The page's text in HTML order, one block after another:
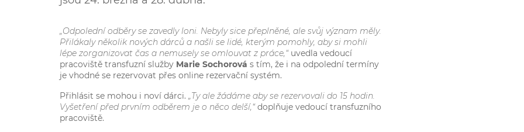
„Odpolední odběry se zavedly loni. Nebyly sice přeplněné, ale svůj význam měly.
Přilákaly několik nových dárců a našli se lidé, kterým pomohly, aby si mohli
lépe zorganizovat čas a nemusely se omlouvat z práce,“uvedla vedoucí
pracoviště transfuzní služby Marie Sochorová s tím, že i na odpolední termíny
je vhodné se rezervovat přes online rezervační systém.
Přihlásit se mohou i noví dárci. „Ty ale žádáme aby se rezervovali do 15 hodin.
Vyšetření před prvním odběrem je o něco delší,“doplňuje vedoucí transfuzního
pracoviště.